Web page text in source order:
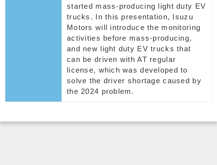
started mass-producing light duty EV
trucks. In this presentation, Isuzu
Motors will introduce the monitoring
activities before mass-producing,
and new light duty EV trucks that
can be driven with AT regular
license, which was developed to
solve the driver shortage caused by
the 2024 problem.